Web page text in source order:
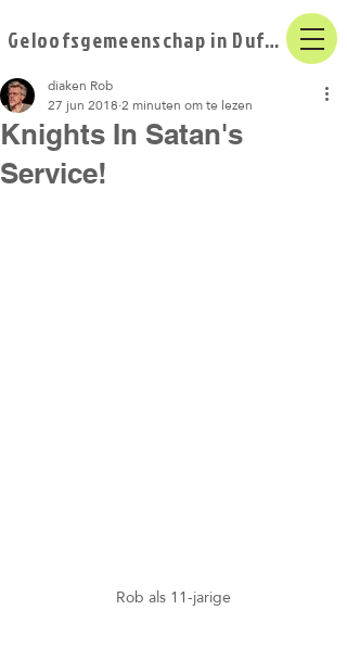
Geloofsgemeenschap in Duffel
Knights In Satan's
Service!
diaken Rob
27 jun 20182 minuten om te lezen
Rob als 11-jarige